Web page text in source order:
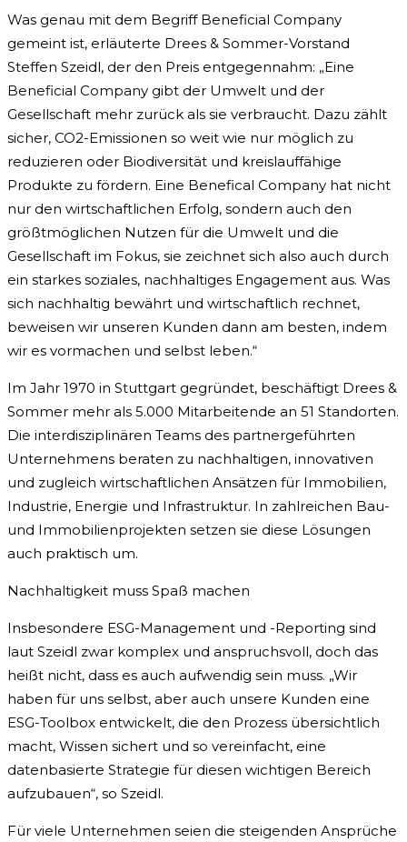
Was genau mit dem Begriff Beneficial Company
gemeint ist, erläuterte Drees & Sommer-Vorstand
Steffen Szeidl, der den Preis entgegennahm: „Eine
Beneficial Company gibt der Umwelt und der
Gesellschaft mehr zurück als sie verbraucht. Dazu zählt
sicher, CO2-Emissionen so weit wie nur möglich zu
reduzieren oder Biodiversität und kreislauffähige
Produkte zu fördern. Eine Benefical Company hat nicht
nur den wirtschaftlichen Erfolg, sondern auch den
größtmöglichen Nutzen für die Umwelt und die
Gesellschaft im Fokus, sie zeichnet sich also auch durch
ein starkes soziales, nachhaltiges Engagement aus. Was
sich nachhaltig bewährt und wirtschaftlich rechnet,
beweisen wir unseren Kunden dann am besten, indem
wir es vormachen und selbst leben.“
Im Jahr 1970 in Stuttgart gegründet, beschäftigt Drees &
Sommer mehr als 5.000 Mitarbeitende an 51 Standorten.
Die interdisziplinären Teams des partnergeführten
Unternehmens beraten zu nachhaltigen, innovativen
und zugleich wirtschaftlichen Ansätzen für Immobilien,
Industrie, Energie und Infrastruktur. In zahlreichen Bau-
und Immobilienprojekten setzen sie diese Lösungen
auch praktisch um.
Nachhaltigkeit muss Spaß machen
Insbesondere ESG-Management und -Reporting sind
laut Szeidl zwar komplex und anspruchsvoll, doch das
heißt nicht, dass es auch aufwendig sein muss. „Wir
haben für uns selbst, aber auch unsere Kunden eine
ESG-Toolbox entwickelt, die den Prozess übersichtlich
macht, Wissen sichert und so vereinfacht, eine
datenbasierte Strategie für diesen wichtigen Bereich
aufzubauen“, so Szeidl.
Für viele Unternehmen seien die steigenden Ansprüche